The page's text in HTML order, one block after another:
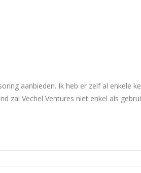
aanbieden. Ik heb er zelf al enkele
zal Vechel Ventures niet enkel als